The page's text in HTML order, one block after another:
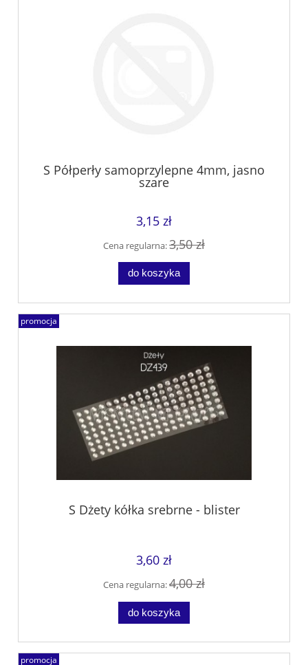
S Półperły samoprzylepne 4mm, jasno
szare
3,15 zł
Cena regularna:3,50 zł
do koszyka
S Dżety kółka srebrne - blister
3,60 zł
Cena regularna:4,00 zł
do koszyka
promocja
promocja